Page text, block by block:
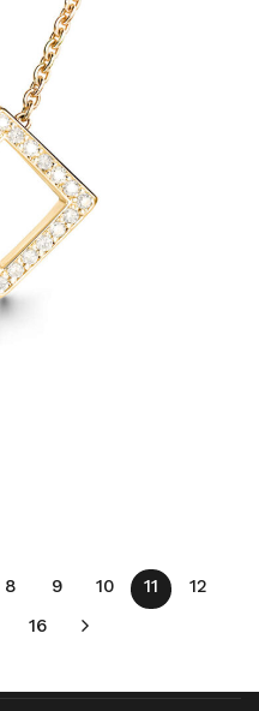
8 9 10 11
12
16